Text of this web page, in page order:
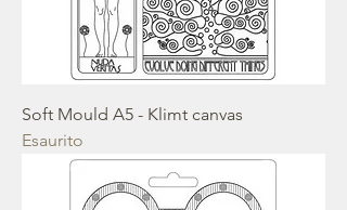
Soft Mould A5 - Klimt canvas
Esaurito